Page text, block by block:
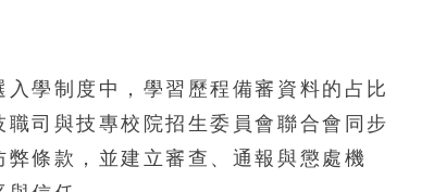
學制度中，學習歷程備審資料的占比
司與技專校院招生委員會聯合會同步
條款，並建立審查、通報與懲處機